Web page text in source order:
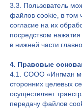
3.3. Пользователь
файлов cookie, в том
согласие на их
посредством
в нижней части
4. Правовые
4.1. СООО «Ингман
сторонних целевых
осуществляет
передачу файлов